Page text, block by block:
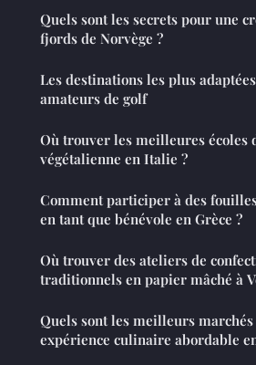
Quels sont les secrets pour une
fjords de Norvège ?
Les destinations les plus
amateurs de golf
Où trouver les meilleures écoles
végétalienne en Italie ?
Comment participer à des
en tant que bénévole en Grèce ?
Où trouver des ateliers de
traditionnels en papier mâché à
Quels sont les meilleurs
expérience culinaire abordable